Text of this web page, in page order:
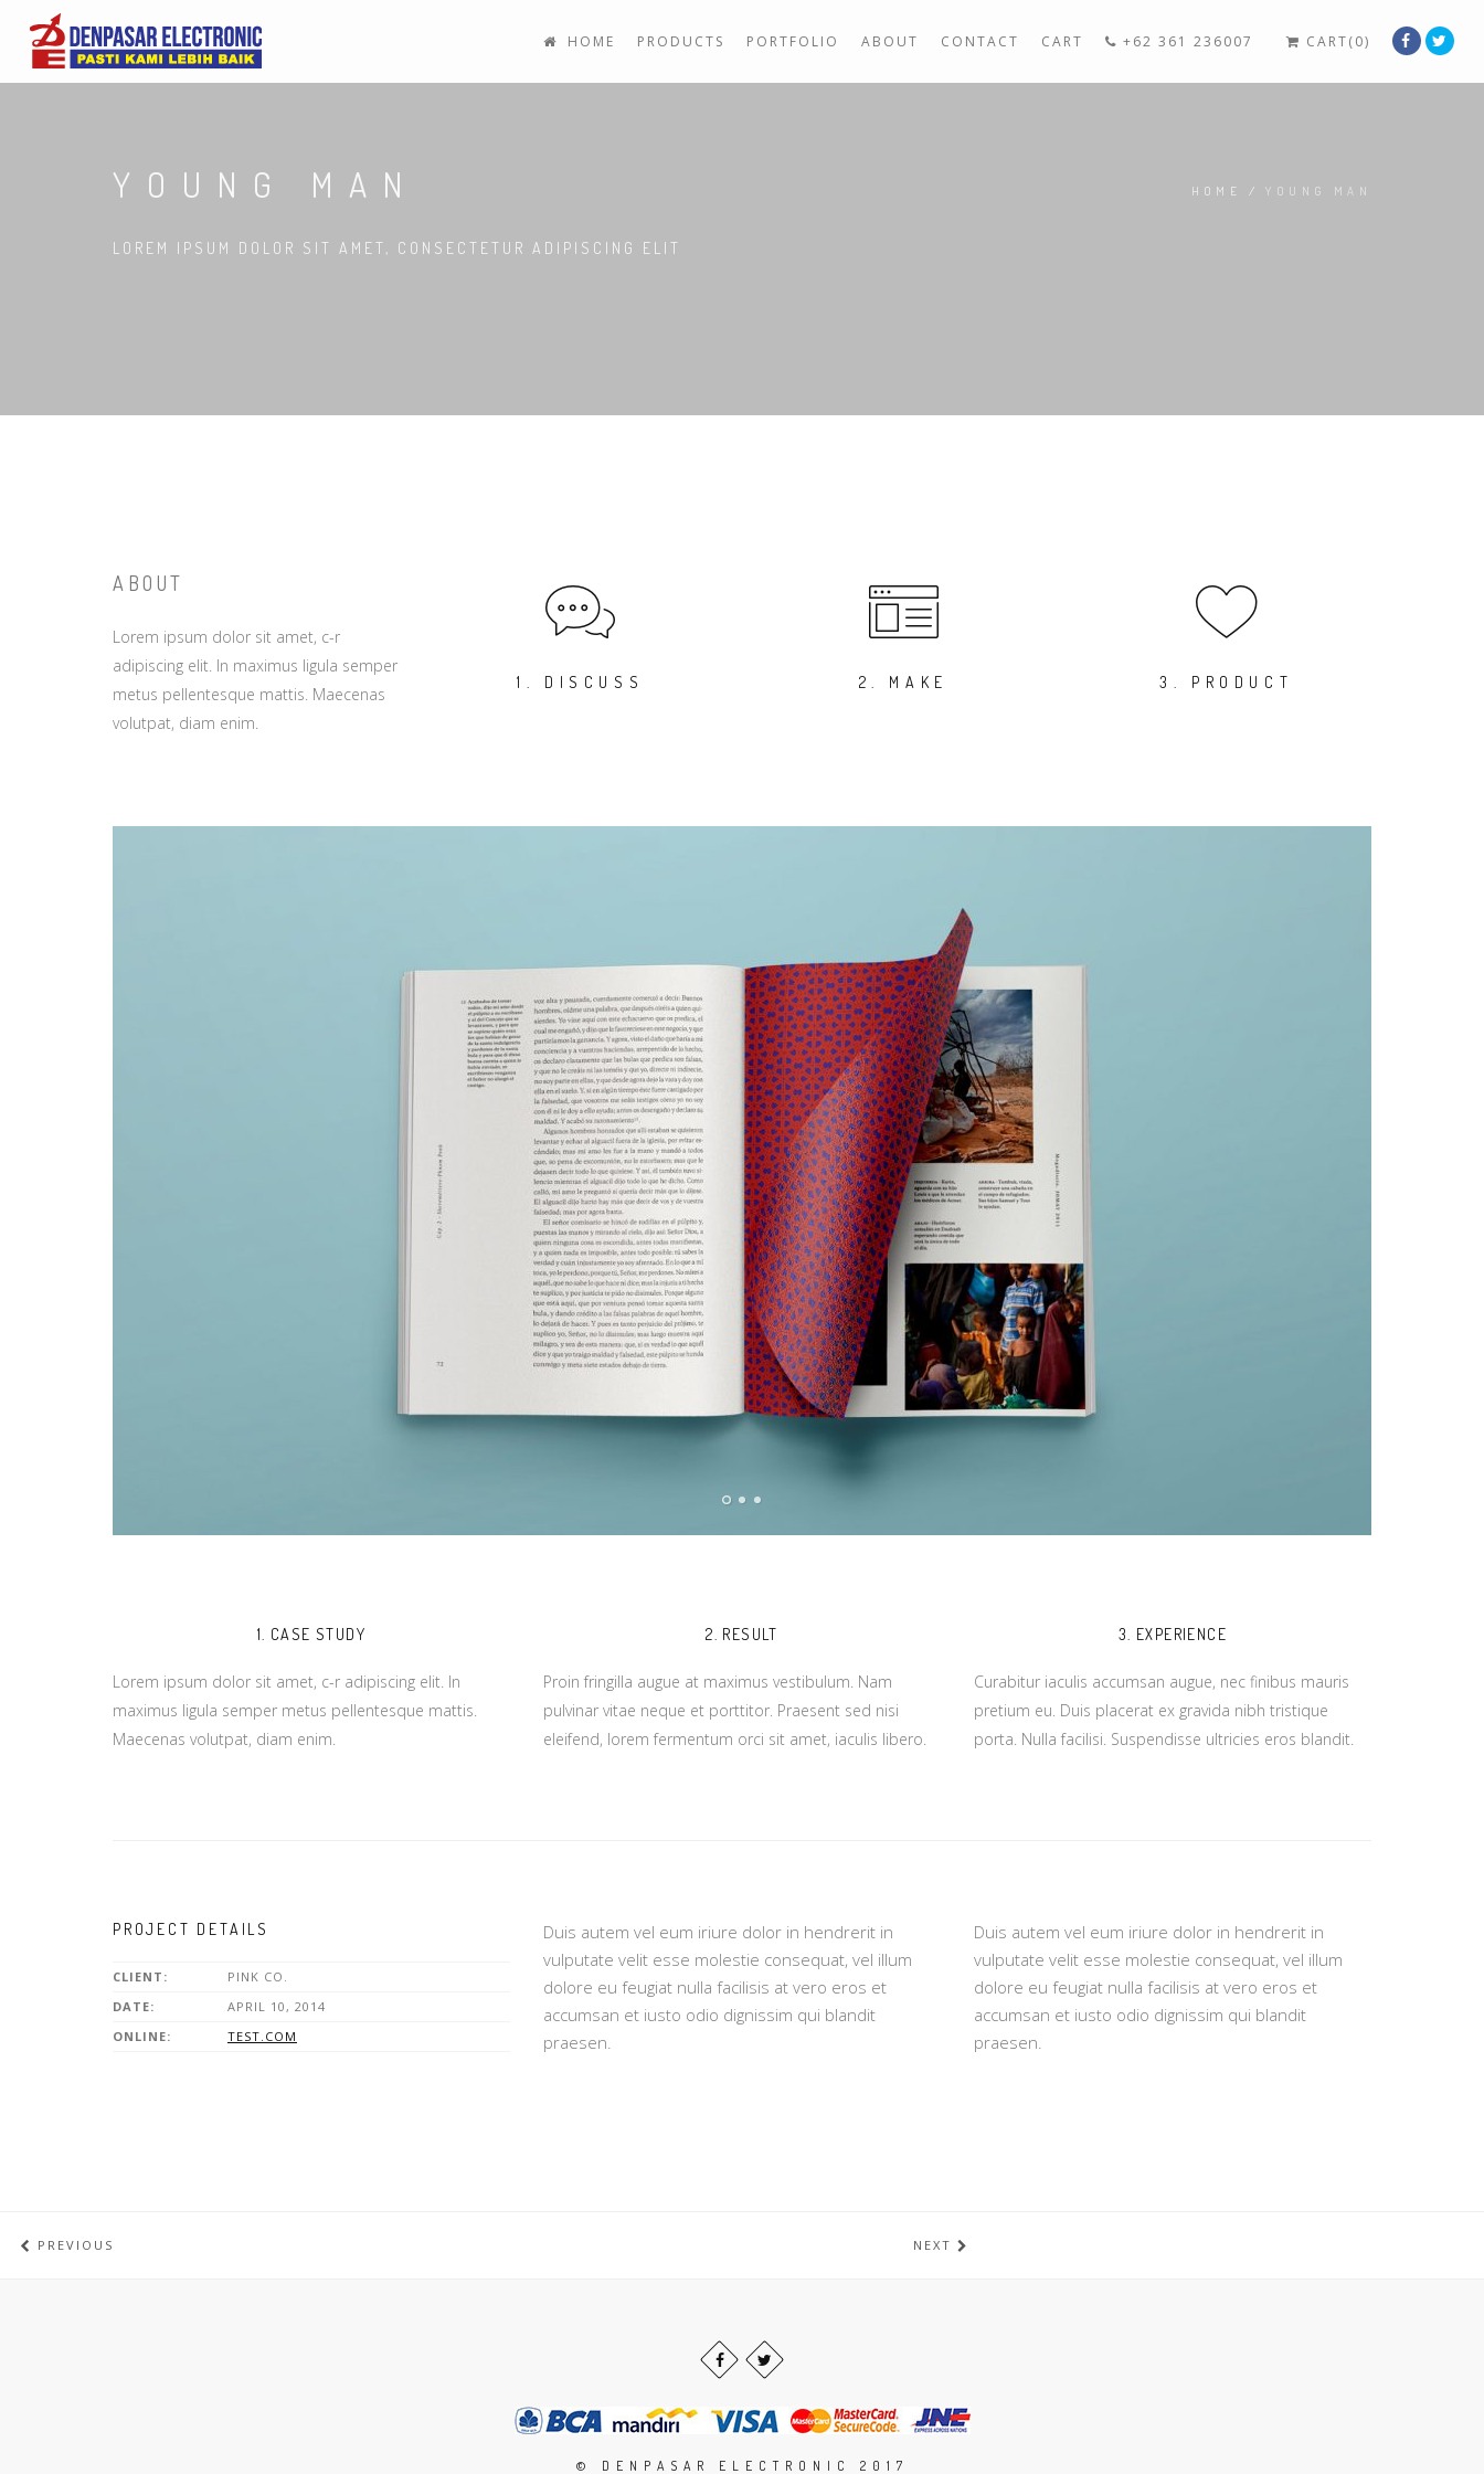
HOME PRODUCTS PORTFOLIO ABOUT CONTACT CART +62 361 236007 CART(0)
YOUNG MAN
LOREM IPSUM DOLOR SIT AMET, CONSECTETUR ADIPISCING ELIT
HOME /YOUNG MAN
ABOUT
Lorem ipsum dolor sit amet, c-r
adipiscing elit. In maximus ligula semper
metus pellentesque mattis. Maecenas
volutpat, diam enim.
1. DISCUSS 2. MAKE 3. PRODUCT
1. CASE STUDY
Lorem ipsum dolor sit amet, c-r adipiscing elit. In
maximus ligula semper metus pellentesque mattis.
Maecenas volutpat, diam enim.
2. RESULT
Proin fringilla augue at maximus vestibulum. Nam
pulvinar vitae neque et porttitor. Praesent sed nisi
eleifend, lorem fermentum orci sit amet, iaculis libero.
3. EXPERIENCE
Curabitur iaculis accumsan augue, nec finibus mauris
pretium eu. Duis placerat ex gravida nibh tristique
porta. Nulla facilisi. Suspendisse ultricies eros blandit.
PROJECT DETAILS
CLIENT:
PINK CO.
DATE:
APRIL 10, 2014
ONLINE:
TEST.COM
Duis autem vel eum iriure dolor in hendrerit in
vulputate velit esse molestie consequat, vel illum
dolore eu feugiat nulla facilisis at vero eros et
accumsan et iusto odio dignissim qui blandit
praesen.
Duis autem vel eum iriure dolor in hendrerit in
vulputate velit esse molestie consequat, vel illum
dolore eu feugiat nulla facilisis at vero eros et
accumsan et iusto odio dignissim qui blandit
praesen.
PREVIOUS NEXT
© DENPASAR ELECTRONIC 2017